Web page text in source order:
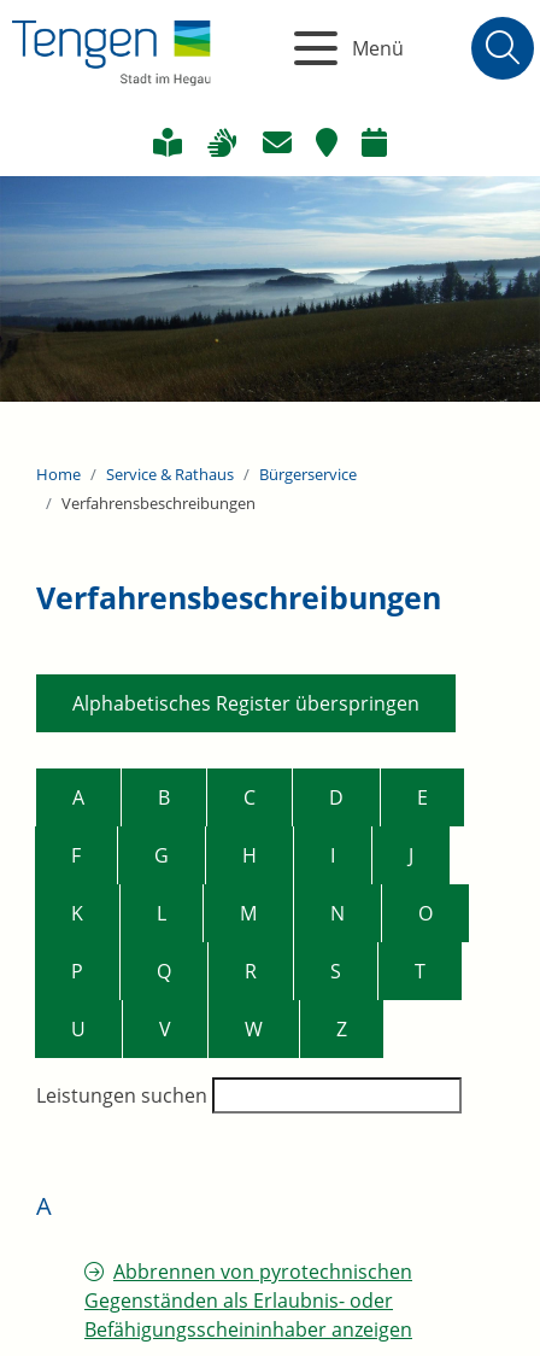
Menü
Home Service & Rathaus
Bürgerservice
Verfahrensbeschreibungen
Verfahrensbeschreibungen
Alphabetisches Register überspringen
A B C D E
F G H I J
K L M N O
P Q R S T
U V W Z
Leistungen suchen
A
Abbrennen von pyrotechnischen
Gegenständen als Erlaubnis- oder
Befähigungsscheininhaber anzeigen